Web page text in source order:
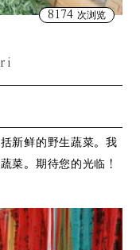
8174 次浏览
新鲜的野生蔬菜。我
菜。期待您的光临！